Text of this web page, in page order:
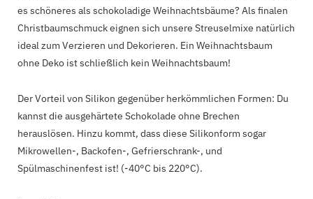
es schöneres als schokoladige Weihnachtsbäume? Als finalen
Christbaumschmuck eignen sich unsere Streuselmixe natürlich
ideal zum Verzieren und Dekorieren. Ein Weihnachtsbaum
ohne Deko ist schließlich kein Weihnachtsbaum!
Der Vorteil von Silikon gegenüber herkömmlichen Formen: Du
kannst die ausgehärtete Schokolade ohne Brechen
herauslösen. Hinzu kommt, dass diese Silikonform sogar
Mikrowellen-, Backofen-, Gefrierschrank-, und
Spülmaschinenfest ist! (-40°C bis 220°C).